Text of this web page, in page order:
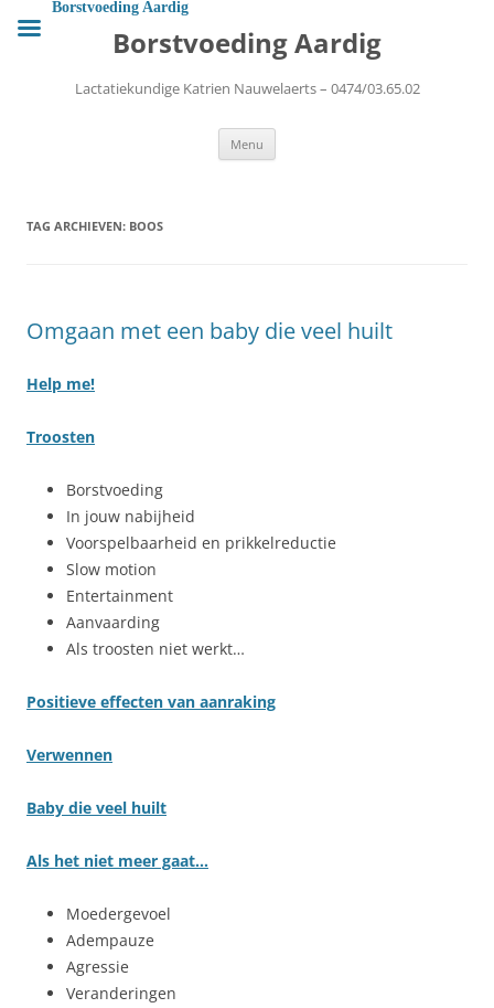
naar
de Borstvoeding Aardig
Lactatiekundige Katrien Nauwelaerts – 0474/03.65.02
Menu
TAG ARCHIEVEN: BOOS
Omgaan met een baby die veel huilt
Help me!
Troosten
Borstvoeding
In jouw nabijheid
Voorspelbaarheid en prikkelreductie
Slow motion
Entertainment
Aanvaarding
Als troosten niet werkt…
Positieve effecten van aanraking
Verwennen
Baby die veel huilt
Als het niet meer gaat…
Moedergevoel
Adempauze
Agressie
Veranderingen
Borstvoeding Aardig